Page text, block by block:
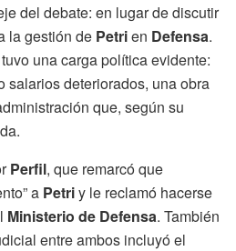
del debate: en lugar de discutir
la gestión de Petrien Defensa.
una carga política evidente:
salarios deteriorados, una obra
que, según su
Perfil, que remarcó que
a Petriy le reclamó hacerse
Ministerio de Defensa. También
entre ambos incluyó el